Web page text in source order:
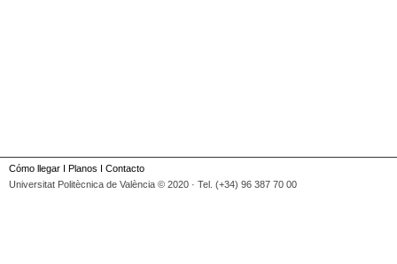
Cómo llegar I Planos I Contacto
Universitat Politècnica de València © 2020 · Tel. (+34) 96 387 70 00